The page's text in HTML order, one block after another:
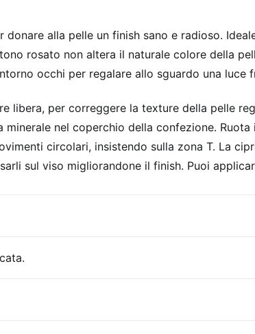
alla pelle un finish sano e radioso.
rosato non altera il naturale colore della
occhi per regalare allo sguardo una luce
libera, per correggere la texture della pelle
nel coperchio della confezione.
circolari, insistendo sulla zona T. La
sul viso migliorandone il finish. Puoi